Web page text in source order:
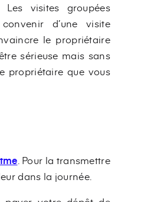
visites groupées
d’une visite
le propriétaire
sérieuse mais sans
propriétaire que vous
. Pour la transmettre
dans la journée.